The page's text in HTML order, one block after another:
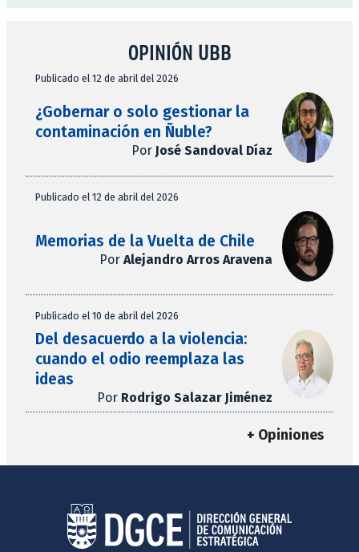
OPINIÓN UBB
Publicado el 12 de abril del 2026
¿Gobernar o solo gestionar la
contaminación en Ñuble?
Por José Sandoval Díaz
Publicado el 12 de abril del 2026
Memorias de la Vuelta de Chile
Por Alejandro Arros Aravena
Publicado el 10 de abril del 2026
Del desacuerdo a la violencia:
cuando el odio reemplaza las
ideas
Por Rodrigo Salazar Jiménez
+ Opiniones